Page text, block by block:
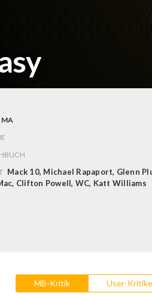
Mack 10, Michael Rapaport, Glenn
, Clifton Powell, WC, Katt Williams
MB-Kritik User-